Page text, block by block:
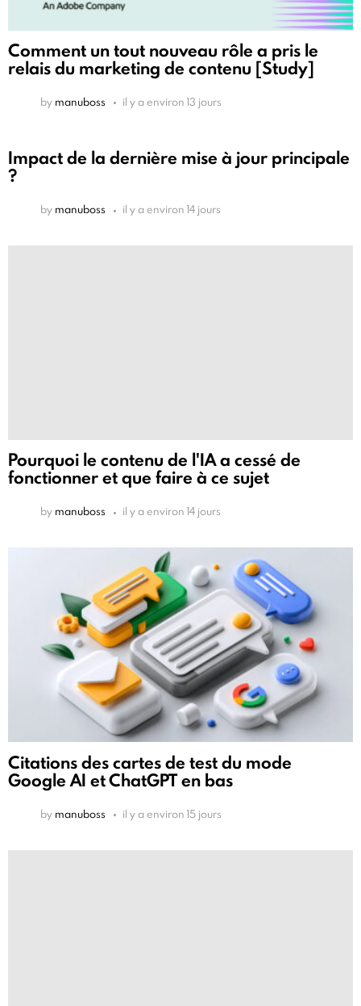
Comment un tout nouveau rôle a pris le
relais du marketing de contenu [Study]
by manuboss il y a environ 13 jours
Impact de la dernière mise à jour principale
?
by manuboss il y a environ 14 jours
Pourquoi le contenu de l'IA a cessé de
fonctionner et que faire à ce sujet
by manuboss il y a environ 14 jours
Citations des cartes de test du mode
Google AI et ChatGPT en bas
by manuboss il y a environ 15 jours